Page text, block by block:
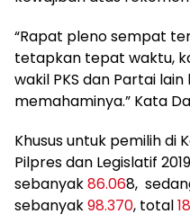
“Rapat pleno sempat
tetapkan tepat waktu,
wakil PKS dan Partai
memahaminya.” Kata
Khusus untuk pemilih di
Pilpres dan Legislatif
sebanyak86.068,
sebanyak98.370, total